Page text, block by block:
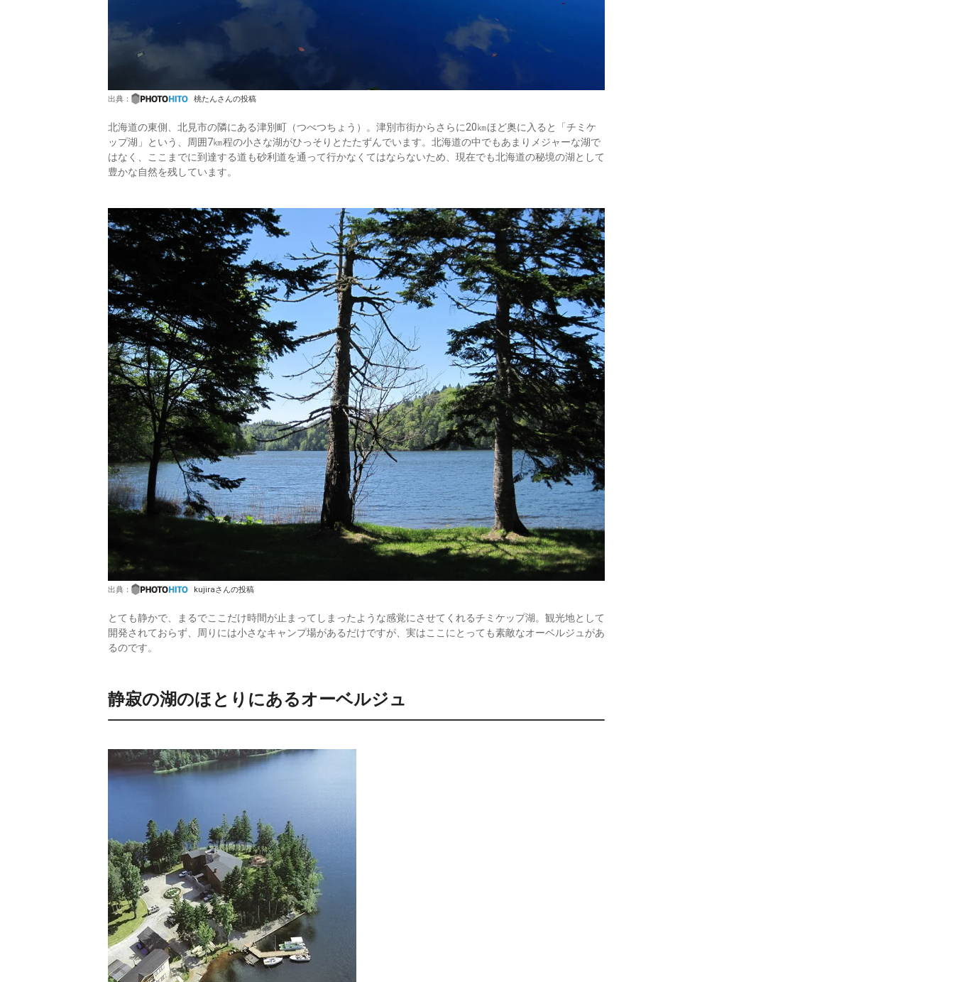
出典： 桃たんさんの投稿
北海道の東側、北見市の隣にある津別町（つべつちょう）。津別市街からさらに20㎞ほど奥に入ると「チミケ
ップ湖」という、周囲7㎞程の小さな湖がひっそりとたたずんでいます。北海道の中でもあまりメジャーな湖で
はなく、ここまでに到達する道も砂利道を通って行かなくてはならないため、現在でも北海道の秘境の湖として
豊かな自然を残しています。
出典： kujiraさんの投稿
とても静かで、まるでここだけ時間が止まってしまったような感覚にさせてくれるチミケップ湖。観光地として
開発されておらず、周りには小さなキャンプ場があるだけですが、実はここにとっても素敵なオーベルジュがあ
るのです。
静寂の湖のほとりにあるオーベルジュ